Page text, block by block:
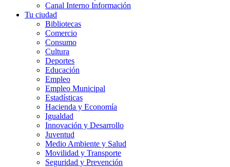
Canal Interno Información
Tu ciudad
Bibliotecas
Comercio
Consumo
Cultura
Deportes
Educación
Empleo
Empleo Municipal
Estadísticas
Hacienda y Economía
Igualdad
Innovación y Desarrollo
Juventud
Medio Ambiente y Salud
Movilidad y Transporte
Seguridad y Prevención